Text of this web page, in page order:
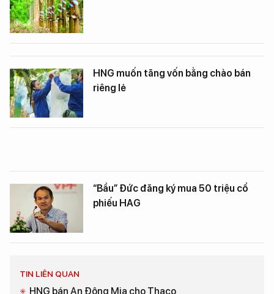
HNG muốn tăng vốn bằng chào bán
riêng lẻ
“Bầu” Đức đăng ký mua 50 triệu cổ
phiếu HAG
TIN LIÊN QUAN
HNG bán An Đông Mia cho Thaco